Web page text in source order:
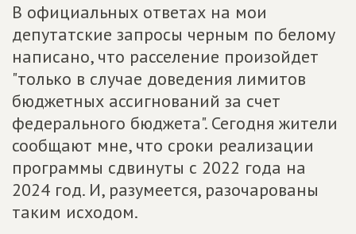
В официальных ответах на мои
депутатские запросы черным по белому
написано, что расселение произойдет
"только в случае доведения лимитов
бюджетных ассигнований за счет
федерального бюджета". Сегодня жители
сообщают мне, что сроки реализации
программы сдвинуты с 2022 года на
2024 год. И, разумеется, разочарованы
таким исходом.